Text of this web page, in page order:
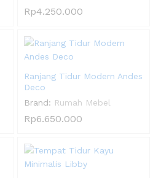
Rp4.250.000
Ranjang Tidur Modern Andes
Deco
Brand: Rumah Mebel
Rp6.650.000